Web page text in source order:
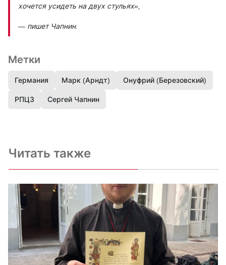
хочется усидеть на двух стульях»
— пишет Чапнин.
Метки
Германия Марк (Арндт) Онуфрий (Березовский)
РПЦЗ Сергей Чапнин
Читать также